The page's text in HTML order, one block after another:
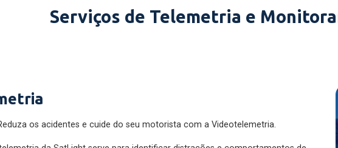
Serviços de Telemetria e
os acidentes e cuide do seu motorista com a Videotelemetria.
da SatLight serve para identificar distrações e comportamentos de